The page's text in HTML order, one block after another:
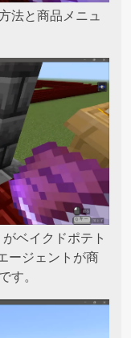
法と商品メニュ
ベイクドポテト
ージェントが商
す。